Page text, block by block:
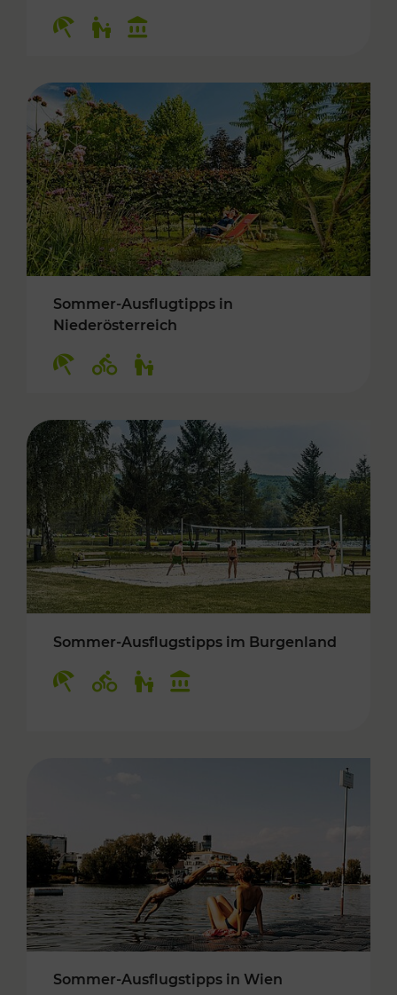
Sommer-Ausflugtipps in
Niederösterreich
Sommer-Ausflugstipps im Burgenland
Sommer-Ausflugstipps in Wien